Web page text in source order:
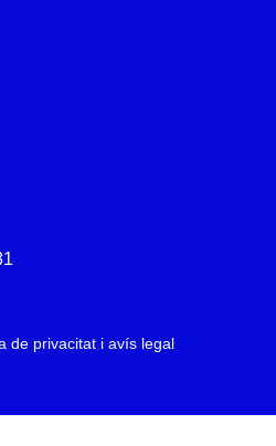
de privacitat i avís legal